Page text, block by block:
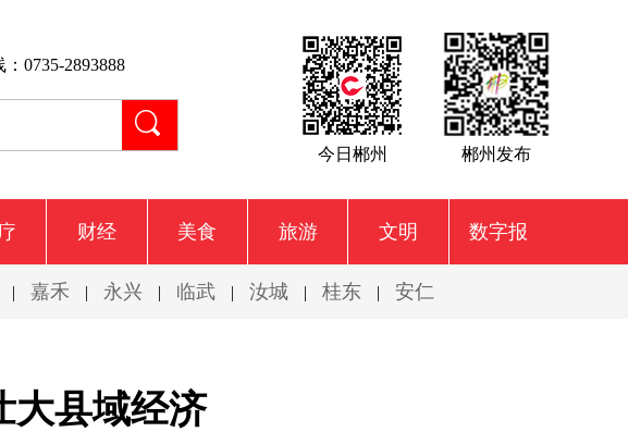
0735-2893888
今日郴州 郴州发布
财经 美食 旅游 文明 数字报
| 嘉禾 | 永兴 | 临武 | 汝城 | 桂东 | 安仁
大县域经济